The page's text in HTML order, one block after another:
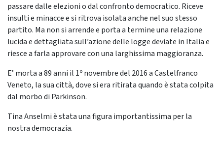
passare dalle elezioni o dal confronto democratico. Riceve
insulti e minacce e si ritrova isolata anche nel suo stesso
partito. Ma non si arrende e porta a termine una relazione
lucida e dettagliata sull’azione delle logge deviate in Italia e
riesce a farla approvare con una larghissima maggioranza.
E’ morta a 89 anni il 1º novembre del 2016 a Castelfranco
Veneto, la sua città, dove si era ritirata quando è stata colpita
dal morbo di Parkinson.
Tina Anselmi è stata una figura importantissima per la
nostra democrazia.